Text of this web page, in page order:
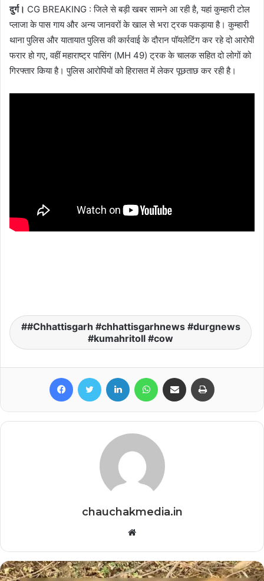
दुर्ग। CG BREAKING : जिले से बड़ी खबर सामने आ रही है, यहां कुम्हारी टोल
प्लाजा के पास गाय और अन्य जानवरों के खाल से भरा ट्रक पकड़ाया है। कुम्हारी
थाना पुलिस और यातायात पुलिस की कार्रवाई के दौरान पॉयलेटिंग कर रहे दो आरोपी
फरार हो गए, वहीं महाराष्ट्र पासिंग (MH 49) ट्रक के चालक सहित दो लोगों को
गिरफ्तार किया है। पुलिस आरोपियों को हिरासत में लेकर पूछताछ कर रही है।
#Chhattisgarh #chhattisgarhnews #durgnews
#kumahritoll #cow
FacebookTwitter LinkedIn WhatsAppShare via Email
chauchakmedia.in
Website